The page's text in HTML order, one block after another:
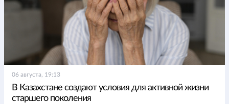
06 августа, 19:13
В Казахстане создают условия для активной жизни
старшего поколения